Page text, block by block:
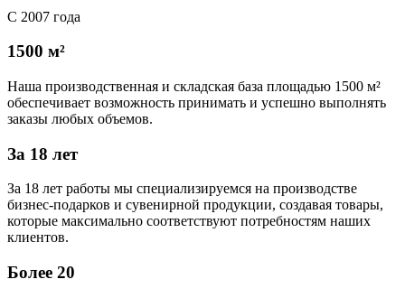
С 2007 года
1500 м²
Наша производственная и складская база площадью 1500 м²
обеспечивает возможность принимать и успешно выполнять
заказы любых объемов.
За 18 лет
За 18 лет работы мы специализируемся на производстве
бизнес-подарков и сувенирной продукции, создавая товары,
которые максимально соответствуют потребностям наших
клиентов.
Более 20